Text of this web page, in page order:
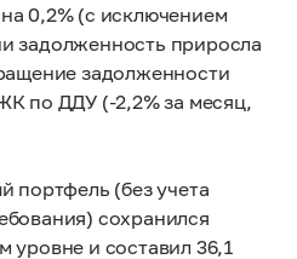
0,2% (с исключением
задолженность приросла
задолженности
по ДДУ (-2,2% за месяц,
портфель (без учета
сохранился
уровне и составил 36,1